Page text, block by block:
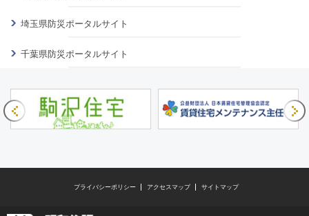
埼玉県防災ポータルサイト
千葉県防災ポータルサイト
プライバシーポリシー アクセスマップ サイトマップ